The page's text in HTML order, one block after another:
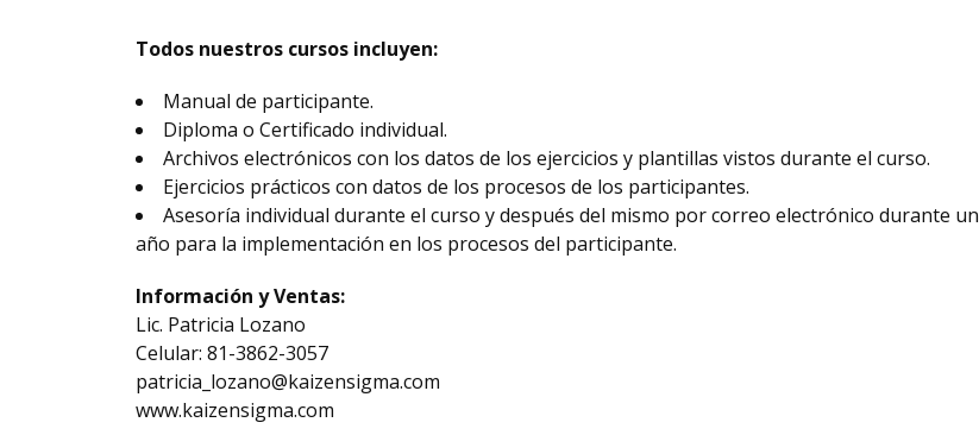
Todos nuestros cursos incluyen:
Manual de participante.
Diploma o Certificado individual.
Archivos electrónicos con los datos de los ejercicios y plantillas vistos durante el curso.
Ejercicios prácticos con datos de los procesos de los participantes.
Asesoría individual durante el curso y después del mismo por correo electrónico durante un
año para la implementación en los procesos del participante.
Información y Ventas:
Lic. Patricia Lozano
Celular: 81-3862-3057
patricia_lozano@kaizensigma.com
www.kaizensigma.com